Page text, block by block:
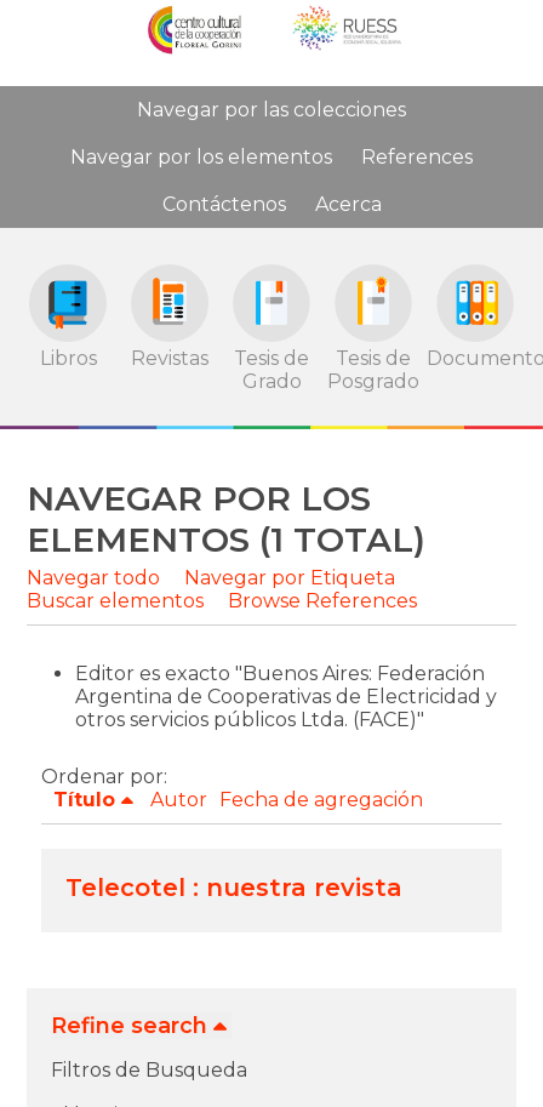
Navegar por las colecciones
Navegar por los elementos References
Contáctenos Acerca
Libros Revistas
Tesis de
Grado
Tesis de
Posgrado
NAVEGAR POR LOS
ELEMENTOS (1 TOTAL)
Navegar todo
Navegar por Etiqueta
Buscar elementos
Browse References
Editor es exacto "Buenos Aires: Federación
Argentina de Cooperativas de Electricidad y
otros servicios públicos Ltda. (FACE)"
Ordenar por:
Título
Autor Fecha de agregación
Telecotel : nuestra revista
Refine search
Filtros de Busqueda